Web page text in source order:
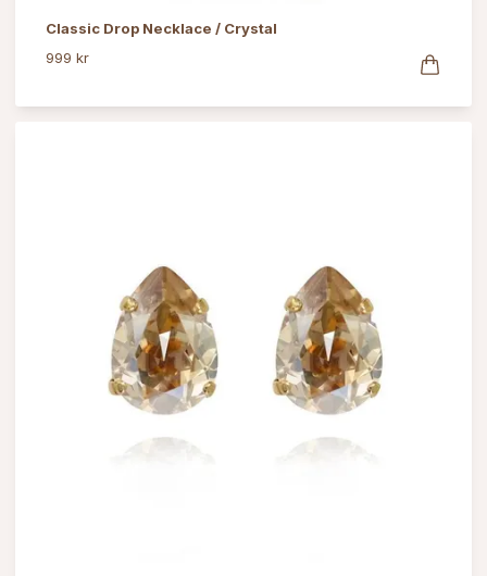
Classic Drop Necklace / Crystal
999 kr